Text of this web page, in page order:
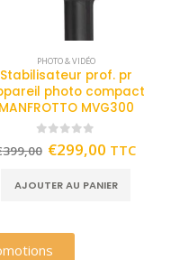
PHOTO & VIDÉO
Stabilisateur prof. pr
photo compact
MANFROTTO MVG300
out of 5
399,00 €299,00 TTC
AJOUTER AU PANIER